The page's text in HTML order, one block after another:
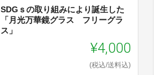
SDGｓの取り組みにより誕生した
「月光万華鏡グラス フリーグラ
ス」
¥4,000
(税込/送料込)